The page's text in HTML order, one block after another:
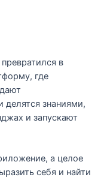
в
где
делятся знаниями,
и запускают
а целое
себя и найти